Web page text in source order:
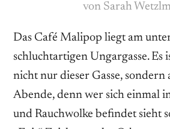
von Sarah
Das Café Malipop liegt am
schluchtartigen Ungargasse. Es
nicht nur dieser Gasse, sondern
Abende, denn wer sich einmal
und Rauchwolke befindet sieht